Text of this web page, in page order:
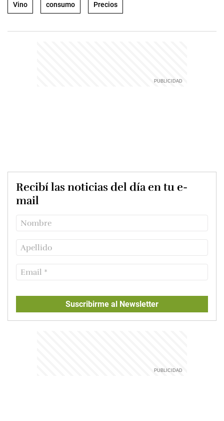
Vino consumo Precios
Recibí las noticias del día en tu e-
mail
Suscribirme al Newsletter